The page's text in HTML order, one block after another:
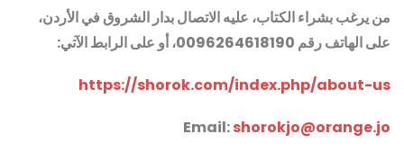
من يرغب بشراء الكتاب، عليه الاتصال بدار الشروق في الأردن،
على الهاتف رقم 0096264618190، أو على الرابط الآتي
:
https://shorok.com/index.php/about-us
Email:shorokjo@orange.jo